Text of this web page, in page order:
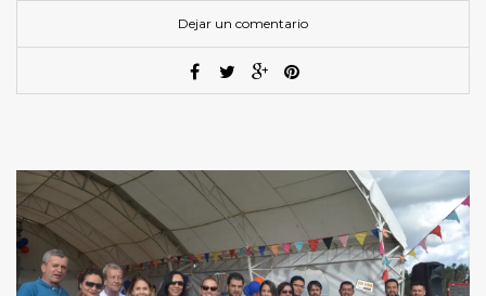
Dejar un comentario